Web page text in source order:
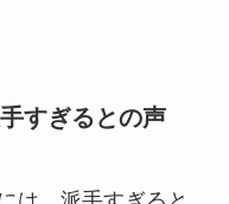
すぎるとの声